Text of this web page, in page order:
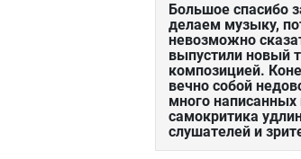
Большое спасибо
делаем музыку,
невозможно
выпустили новый
композицией.
вечно собой
много
самокритика
слушателей и